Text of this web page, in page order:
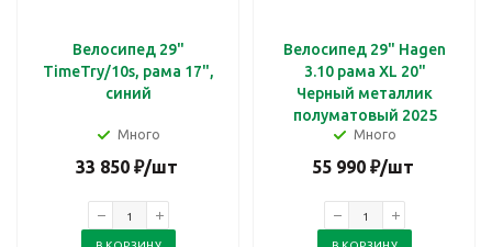
Велосипед 29"
TimeTry/10s, рама 17",
синий
Много
33 850₽/шт
Велосипед 29" Hagen
3.10 рама XL 20"
Черный металлик
полуматовый 2025
Много
55 990₽/шт